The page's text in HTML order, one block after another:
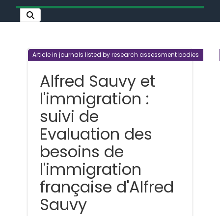
Article in journals listed by research assessment bodies
Alfred Sauvy et
l'immigration :
suivi de
Evaluation des
besoins de
l'immigration
française d'Alfred
Sauvy